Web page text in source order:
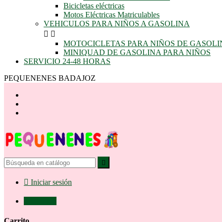
Bicicletas eléctricas
Motos Eléctricas Matriculables
VEHICULOS PARA NIÑOS A GASOLINA
 
MOTOCICLETAS PARA NIÑOS DE
MINIQUAD DE GASOLINA PARA NIÑOS
SERVICIO 24-48 HORAS
PEQUENENES BADAJOZ

 Iniciar sesión